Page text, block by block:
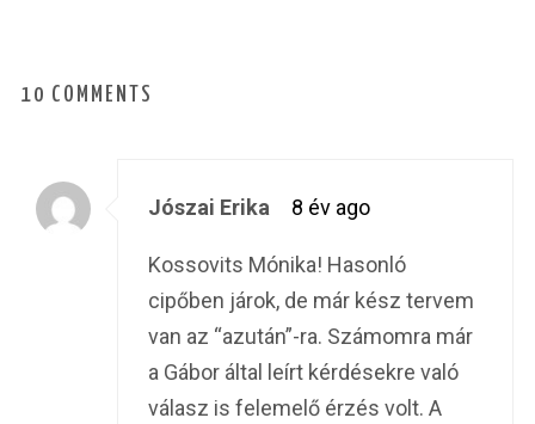
10 COMMENTS
Jószai Erika 8 év ago
Kossovits Mónika! Hasonló
cipőben járok, de már kész tervem
van az “azután”-ra. Számomra már
a Gábor által leírt kérdésekre való
válasz is felemelő érzés volt. A